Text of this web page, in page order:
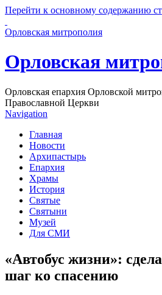
Перейти к основному содержанию
Орловская митрополия
Орловская
Орловская епархия Орловской
Православной Церкви
Navigation
Главная
Новости
Архипастырь
Епархия
Храмы
История
Святые
Святыни
Музей
Для СМИ
«Автобус жизни»:
шаг ко спасению